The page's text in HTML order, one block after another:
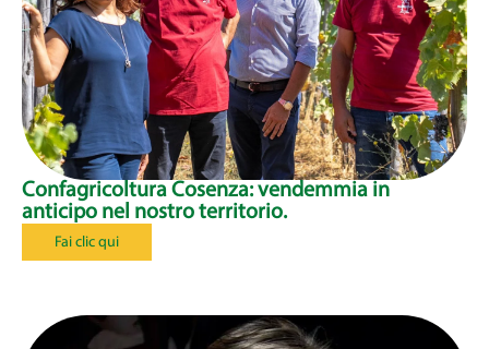
Confagricoltura Cosenza: vendemmia in
anticipo nel nostro territorio.
Fai clic qui